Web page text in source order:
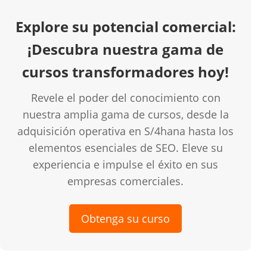
o
Explore su potencial comercial:
¡Descubra nuestra gama de
cursos transformadores hoy!
Revele el poder del conocimiento con
nuestra amplia gama de cursos, desde la
adquisición operativa en S/4hana hasta los
elementos esenciales de SEO. Eleve su
experiencia e impulse el éxito en sus
empresas comerciales.
Obtenga su curso